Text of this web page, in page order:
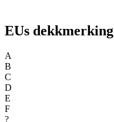
EUs dekkmerking
A
B
C
D
E
F
?